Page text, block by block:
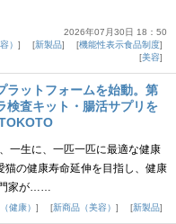
2026年07月30日 18：50
） 新製品
機能性表示食品制度
美容
ラットフォームを始動。第
検査キット・腸活サプリを
一生に、一匹一匹に最適な健康
猫の健康寿命延伸を目指し、健康
門家が……
健康） 新商品（美容） 新製品